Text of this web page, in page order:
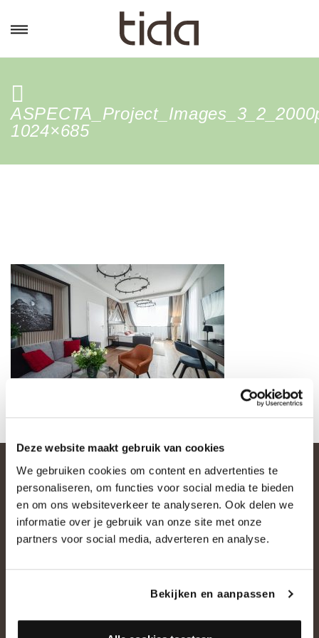
Deze website maakt gebruik van cookies
We gebruiken cookies om content en advertenties te
personaliseren, om functies voor social media te bieden
en om ons websiteverkeer te analyseren. Ook delen we
informatie over je gebruik van onze site met onze
partners voor social media, adverteren en analyse.
Bekijken en aanpassen
1024×685